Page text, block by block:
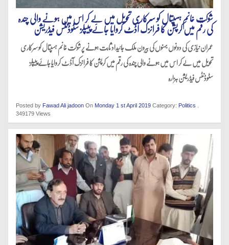
شوکت خانم ہسپتال کو سرکاری تحویل میں لے کر اس میں ہونے والی چندہ
کی رقم میں کرپشن کا فرانزک آڈٹ کروایا جائے پیپلز سٹوڈنٹس فیڈریشن
عمران نیازی کی دونوں بہنوں کی بیرون ملک جائیداد ثابت ہونے پر شوکت خانم ہسپتال کو سرکاری
تحویل میں لے کر اس میں ہونے والی چندہ کی رقم میں کرپشن کا فرانزک آڈٹ کروایا جائے پیپلز
سٹوڈنٹس فیڈریشن ہزارہ
Posted by Fawad Ali jadoon On Monday 1 st April 2019 Category: Politics
349179 Views